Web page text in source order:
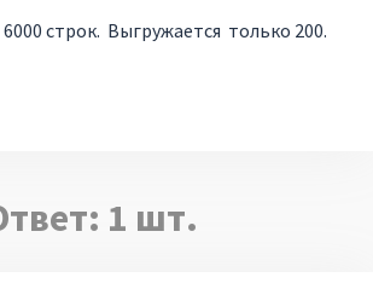
строк. Выгружается только 200.
1 шт.